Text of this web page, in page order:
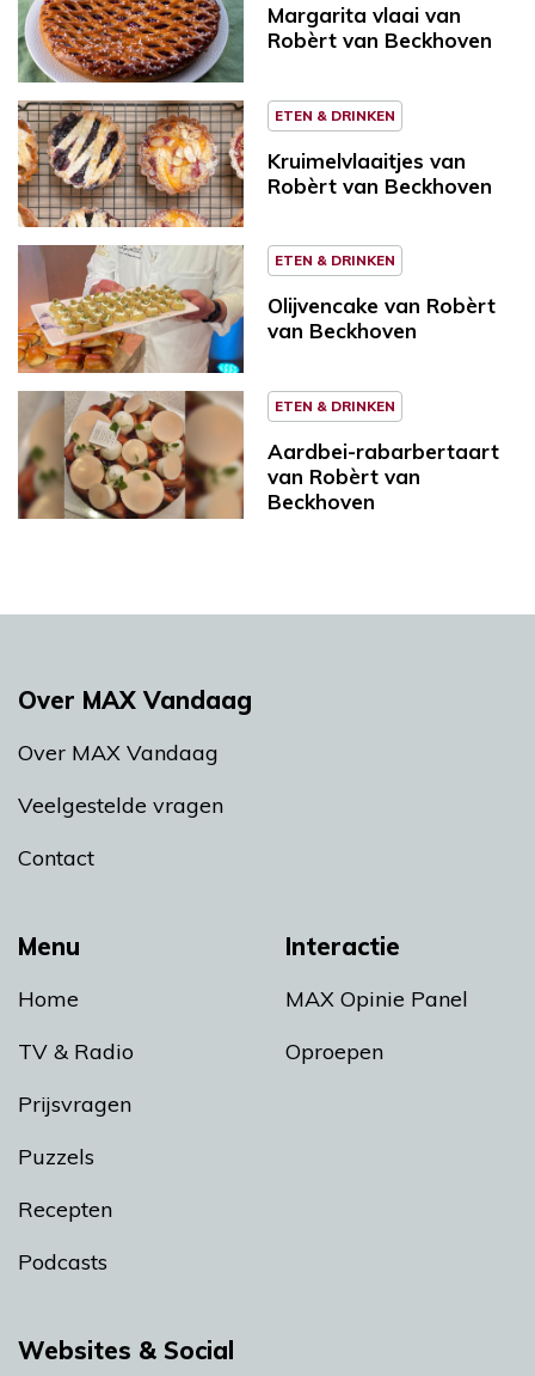
Margarita vlaai van
Robèrt van Beckhoven
ETEN & DRINKEN
Kruimelvlaaitjes van
Robèrt van Beckhoven
ETEN & DRINKEN
Olijvencake van Robèrt
van Beckhoven
ETEN & DRINKEN
Aardbei-rabarbertaart
van Robèrt van
Beckhoven
Menu
Home
TV & Radio
Prijsvragen
Puzzels
Recepten
Podcasts
Interactie
MAX Opinie Panel
Oproepen
Over MAX Vandaag
Over MAX Vandaag
Veelgestelde vragen
Contact
Websites & Social